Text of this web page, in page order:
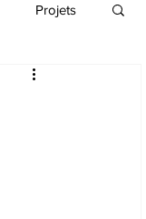
Projets